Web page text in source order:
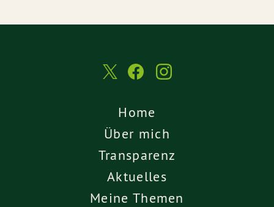
Home
Über mich
Transparenz
Aktuelles
Meine Themen